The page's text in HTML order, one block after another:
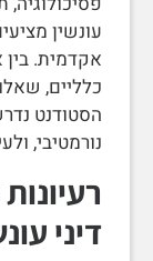
עונשין
אקדמית. בין
כלליים,
הסטודנט
נורמטיבי,
דיני